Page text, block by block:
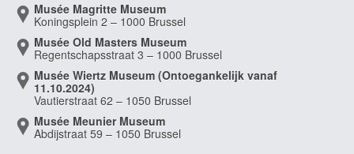
Musée Magritte Museum
Koningsplein 2 – 1000 Brussel
Musée Old Masters Museum
Regentschapsstraat 3 – 1000 Brussel
Musée Wiertz Museum (Ontoegankelijk vanaf
11.10.2024)
Vautierstraat 62 – 1050 Brussel
Musée Meunier Museum
Abdijstraat 59 – 1050 Brussel